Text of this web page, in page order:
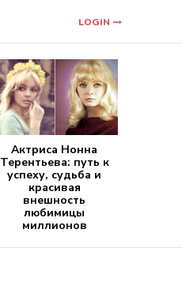
LOGIN
Актриса Нонна
Терентьева: путь к
успеху, судьба и
красивая
внешность
любимицы
миллионов